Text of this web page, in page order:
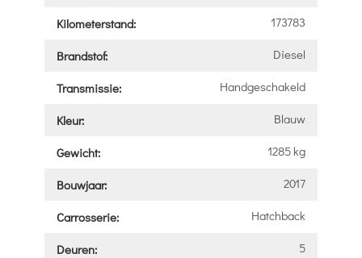
Kilometerstand: 173783
Brandstof: Diesel
Transmissie: Handgeschakeld
Kleur: Blauw
Gewicht: 1285 kg
Bouwjaar: 2017
Carrosserie: Hatchback
Deuren: 5